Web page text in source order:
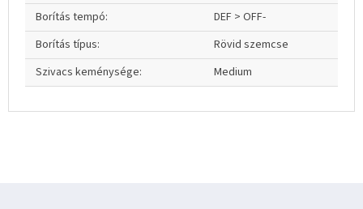
Borítás tempó:
DEF > OFF-
Borítás típus:
Rövid szemcse
Szivacs keménysége: Medium